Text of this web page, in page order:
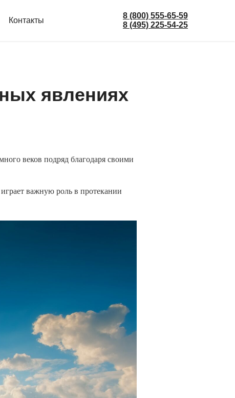
Контакты
8 (800) 555-65-59
8 (495) 225-54-25
явлениях
веков подряд благодаря своими
важную роль в протекании